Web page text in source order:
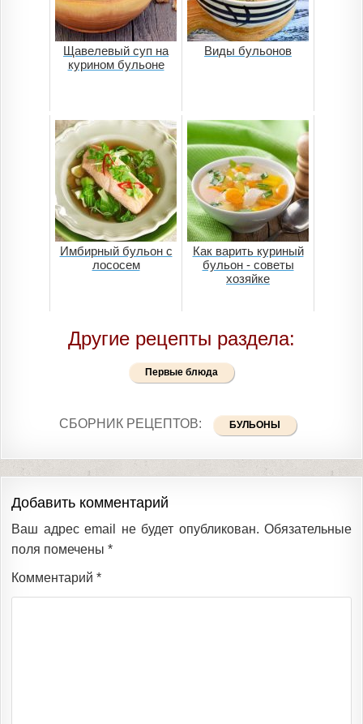
Щавелевый суп на
курином бульоне
Виды бульонов
Имбирный бульон с
лососем
Как варить куриный
бульон - советы
хозяйке
Другие рецепты раздела:
Первые блюда
СБОРНИК РЕЦЕПТОВ: БУЛЬОНЫ
Добавить комментарий
Ваш адрес email не будет опубликован. Обязательные
поля помечены *
Комментарий *